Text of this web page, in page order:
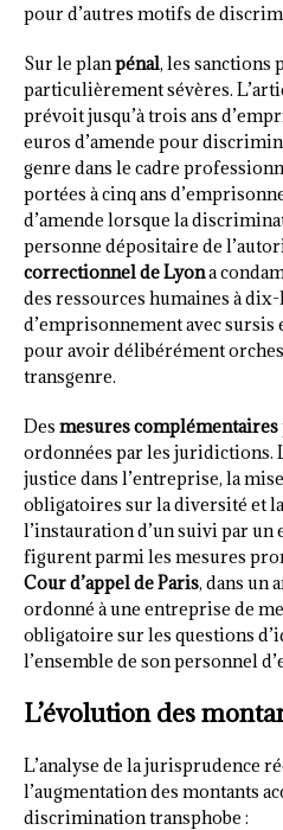
pour d’autres motifs de
Sur le planpénal, les sanctions
particulièrement sévères.
prévoit jusqu’à trois ans
euros d’amende pour
genre dans le cadre
portées à cinq ans
d’amende lorsque la
personne dépositaire de
correctionnel de Lyona
des ressources humaines à
d’emprisonnement avec sursis
pour avoir délibérément
transgenre.
Des mesures complémentaires
ordonnées par les juridictions.
justice dans l’entreprise, la
obligatoires sur la diversité et
l’instauration d’un suivi par
figurent parmi les mesures
Cour d’appel de Paris, dans un
ordonné à une entreprise de
obligatoire sur les questions
l’ensemble de son personnel
L’évolution des
L’analyse de la jurisprudence
l’augmentation des montants
discrimination transphobe :